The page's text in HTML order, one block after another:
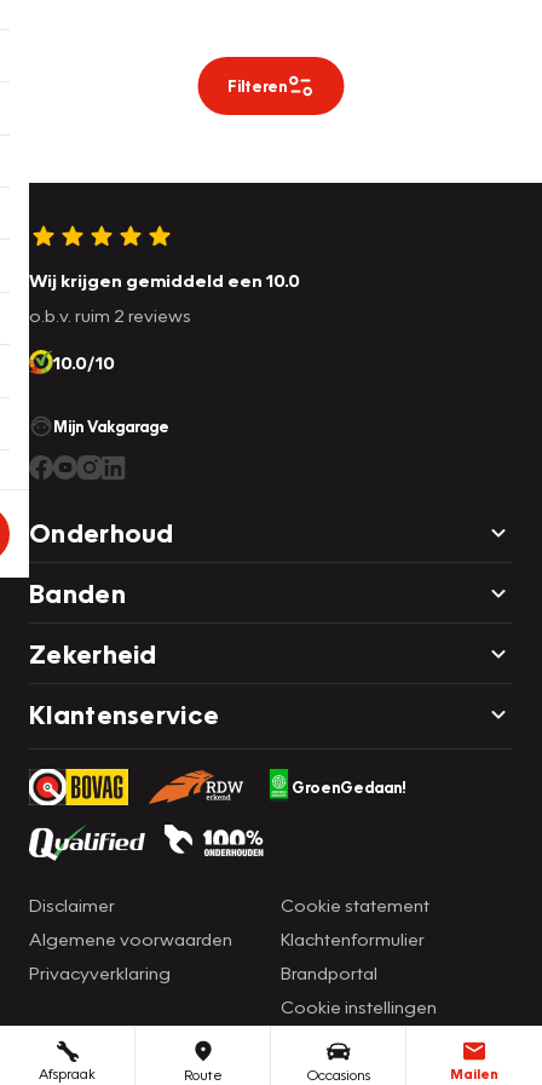
Filteren
Afspraak Route Occasions Mailen
Wij krijgen gemiddeld een 10.0
o.b.v. ruim 2 reviews
10.0/10
Mijn Vakgarage
Onderhoud
Banden
Zekerheid
Klantenservice
GroenGedaan!
Disclaimer
Algemene voorwaarden
Privacyverklaring
Cookie statement
Klachtenformulier
Brandportal
Cookie instellingen